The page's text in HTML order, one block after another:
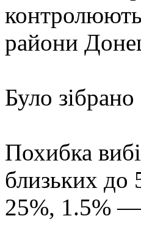
райони
Було
Похибка
близьких до
25%, 1.5% —